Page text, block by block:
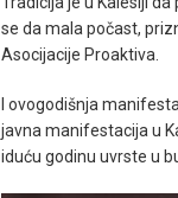
se da mala počast,
Asocijacije Proaktiva.
I ovogodišnja
javna manifestacija u
iduću godinu uvrste u